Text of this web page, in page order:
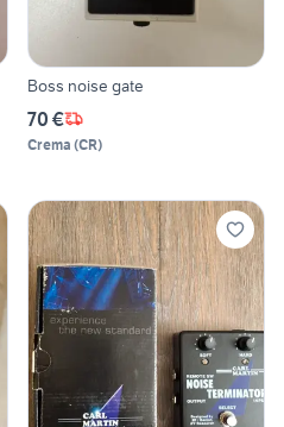
Boss noise gate
70 €
Crema (CR)